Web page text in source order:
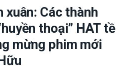
xuân: Các thành
thoại” HAT tề
mừng phim mới